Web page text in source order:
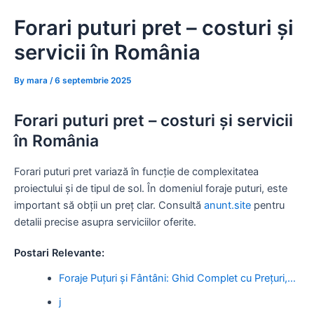
Forari puturi pret – costuri și
servicii în România
By mara /6 septembrie 2025
Forari puturi pret – costuri și servicii
în România
Forari puturi pret variază în funcție de complexitatea
proiectului și de tipul de sol. În domeniul foraje puturi, este
important să obții un preț clar. Consultă anunt.site pentru
detalii precise asupra serviciilor oferite.
Postari Relevante:
Foraje Puțuri și Fântâni: Ghid Complet cu Prețuri,…
j